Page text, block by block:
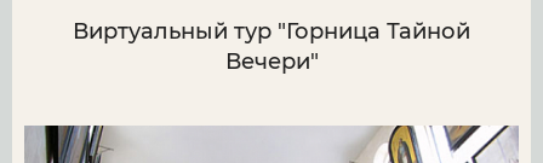
Виртуальный тур "Горница Тайной
Вечери"